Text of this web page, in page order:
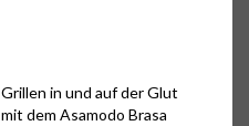
Grillen in und auf der Glut
mit dem Asamodo Brasa